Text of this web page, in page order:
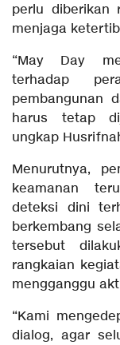
perlu diberikan
menjaga
“May Day
terhadap
pembangunan
harus tetap
ungkap
Menurutnya,
keamanan
deteksi dini
berkembang
tersebut
rangkaian
mengganggu
“Kami
dialog, agar